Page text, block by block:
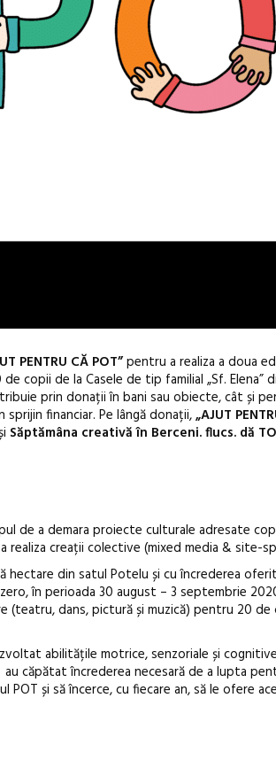
PENTRU CĂ POT”pentru a realiza a doua
copii de la Casele de tip familial „Sf. Elena”
prin donații în bani sau obiecte, cât și
financiar. Pe lângă donații,„AJUT
Săptămâna creativă în Berceni. flucs. dă
de a demara proiecte culturale adresate
creații colective (mixed media & site-
hectare din satul Potelu și cu încrederea
în perioada 30 august – 3 septembrie
dans, pictură și muzică) pentru 20 de
abilitățile motrice, senzoriale și
căpătat încrederea necesară de a lupta
și să încerce, cu fiecare an, să le ofere
Gramatica